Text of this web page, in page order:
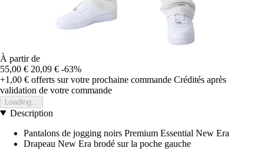
À partir de
55,00 € 20,09 € -63%
+1,00 € offerts sur votre prochaine commande Crédités après
validation de votre commande
Loading...
Description
Pantalons de jogging noirs Premium Essential New Era
Drapeau New Era brodé sur la poche gauche